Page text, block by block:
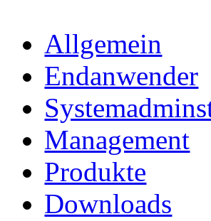
Allgemein
Endanwender
Management
Produkte
Downloads